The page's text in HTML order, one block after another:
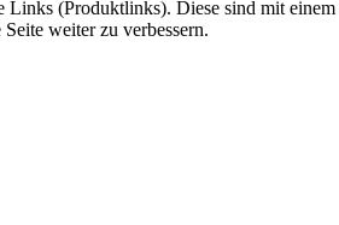
Links (Produktlinks). Diese sind mit
weiter zu verbessern.